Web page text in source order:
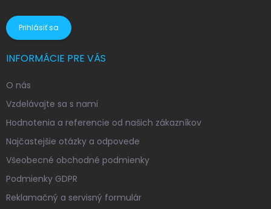
Prihlásiť sa
INFORMÁCIE PRE VÁS
O nás
Vzdelávajte sa s nami
Hodnotenia a referencie od našich zákazníkov
Najčastejšie otázky a odpovede
Všeobecné obchodné podmienky
Podmienky GDPR
Reklamačný a servisný formulár